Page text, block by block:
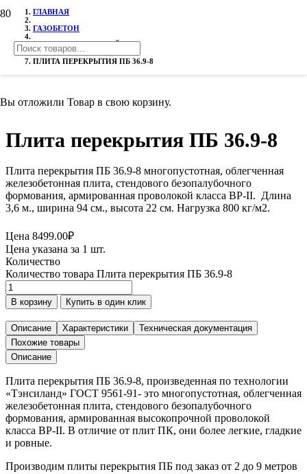
Вы отложили Товар в свою корзину.
ГЛАВНАЯ
ГАЗОБЕТОН
ПЛИТЫ ПЕРЕКРЫТИЙ ПБ
ПЛИТА ПЕРЕКРЫТИЯ ПБ 36.9-8
Плита перекрытия ПБ 36.9-8
Плита перекрытия ПБ 36.9-8 многопустотная, облегченная
железобетонная плита, стендового безопалубочного
формования, армированная проволокой класса ВР-II. Длина
3,6 м., ширина 94 см., высота 22 см. Нагрузка 800 кг/м2.
Цена 8499.00₽
Цена указана за 1 шт.
Количество
Количество товара Плита перекрытия ПБ 36.9-8
В корзину Купить в один клик
Описание Характеристики
Техническая документация
Похожие товары
Описание
Плита перекрытия ПБ 36.9-8, произведенная по технологии
«Тэнсиланд» ГОСТ 9561-91- это многопустотная, облегченная
железобетонная плита, стендового безопалубочного
формования, армированная высокопрочной проволокой
класса ВР-II. В отличие от плит ПК, они более легкие, гладкие
и ровные.
Производим плиты перекрытия ПБ под заказ от 2 до 9 метров